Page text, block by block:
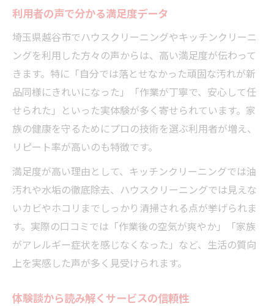
利用者の声で分かる満足度データ
埼玉県越谷市でハウスクリーニングやキッチンクリーニ
ングを利用した方々の声からは、高い満足度が伝わって
きます。特に「自分では落とせなかった頑固な汚れが新
品同様にきれいになった」「作業が丁寧で、安心して任
せられた」といった実体験が多く寄せられています。家
族の健康を守るためにプロの技術を選ぶ利用者が増え、
リピート率が高いのも特徴です。
満足度が高い理由として、キッチンクリーニングでは油
汚れや水垢の徹底除去、ハウスクリーニングでは見えな
いカビやホコリまでしっかり清掃される点が挙げられま
す。実際の口コミでは「作業後の空気が爽やか」「家族
がアレルギー症状を感じなくなった」など、生活の質向
上を実感した声が多く見受けられます。
体験談から読み解くサービスの信頼性